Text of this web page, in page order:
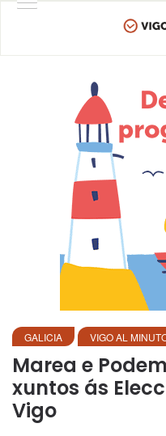
GALICIA VIGO AL
Marea e
xuntos ás
Vigo